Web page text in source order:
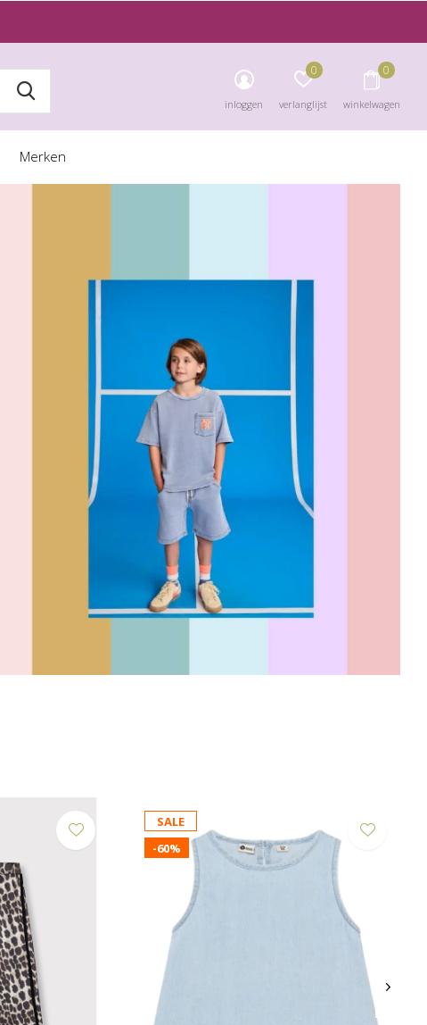
Merken
inloggen verlanglijst
0
winkelwagen
0
SALE
-60%